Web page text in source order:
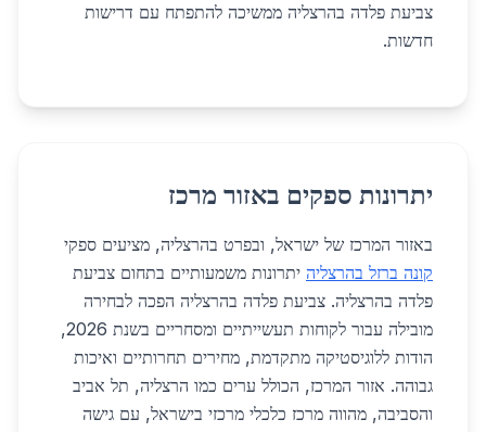
צביעת פלדה בהרצליה ממשיכה להתפתח עם דרישות
חדשות.
יתרונות ספקים באזור מרכז
באזור המרכז של ישראל, ובפרט בהרצליה, מציעים ספקי
קונה ברזל בהרצליה יתרונות משמעותיים בתחום צביעת
פלדה בהרצליה. צביעת פלדה בהרצליה הפכה לבחירה
מובילה עבור לקוחות תעשייתיים ומסחריים בשנת 2026,
הודות ללוגיסטיקה מתקדמת, מחירים תחרותיים ואיכות
גבוהה. אזור המרכז, הכולל ערים כמו הרצליה, תל אביב
והסביבה, מהווה מרכז כלכלי מרכזי בישראל, עם גישה